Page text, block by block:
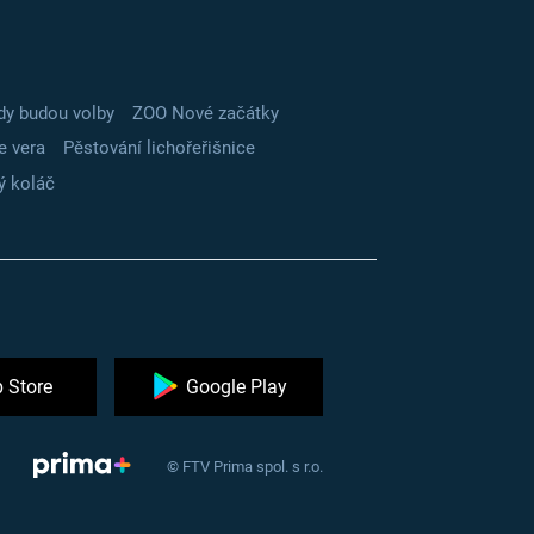
budou volby
ZOO Nové začátky
vera
Pěstování lichořeřišnice
koláč
Store Google Play
© FTV Prima spol. s r.o.